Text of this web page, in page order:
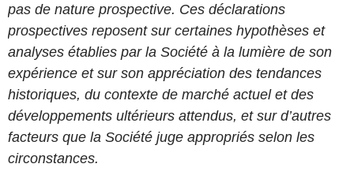
pas de nature prospective. Ces déclarations
prospectives reposent sur certaines hypothèses et
analyses établies par la Société à la lumière de son
expérience et sur son appréciation des tendances
historiques, du contexte de marché actuel et des
développements ultérieurs attendus, et sur d’autres
facteurs que la Société juge appropriés selon les
circonstances.